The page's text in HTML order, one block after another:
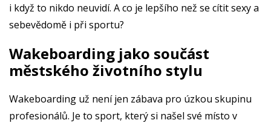
i když to nikdo neuvidí. A co je lepšího než se cítit sexy a
sebevědomě i při sportu?
Wakeboarding jako součást
městského životního stylu
Wakeboarding už není jen zábava pro úzkou skupinu
profesionálů. Je to sport, který si našel své místo v